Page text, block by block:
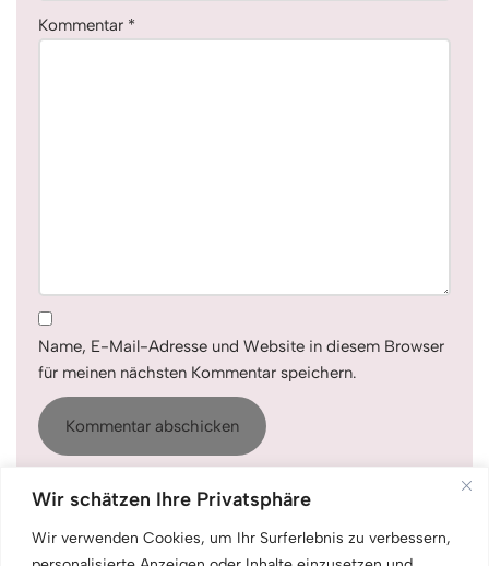
Wir schätzen Ihre Privatsphäre
Wir verwenden Cookies, um Ihr Surferlebnis zu verbessern,
Kommentar *
Name, E-Mail-Adresse und Website in diesem Browser
für meinen nächsten Kommentar speichern.